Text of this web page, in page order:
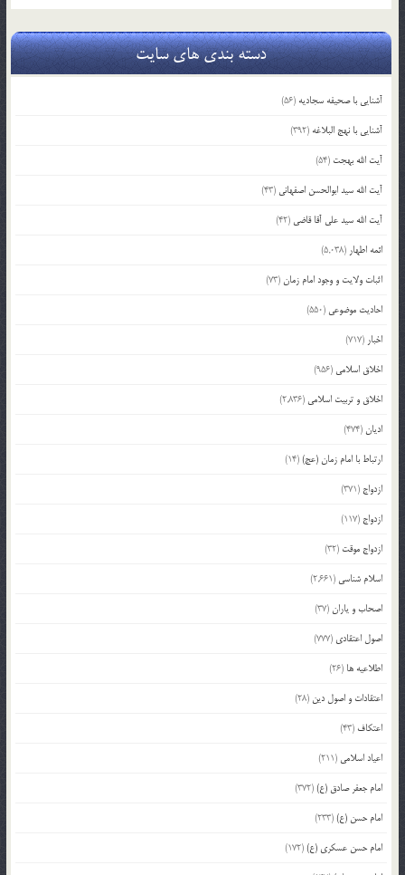
دسته بندی های سایت
آشنایی با صحیفه سجادیه (56)
آشنایی با نهج البلاغه (392)
آیت الله بهجت (54)
آیت الله سید ابوالحسن اصفهانی (43)
آیت الله سید علی آقا قاضی (42)
ائمه اطهار (5,038)
اثبات ولایت و وجود امام زمان(73)
احادیث موضوعی (550)
اخبار (717)
اخلاق اسلامی (956)
اخلاق و تربیت اسلامی (2,836)
ادیان(474)
ارتباط با امام زمان (عج)(14)
ازدواج (371)
ازدواج (117)
ازدواج موقت (32)
اسلام شناسی (2,661)
اصحاب و یاران(37)
اصول اعتقادی (777)
اطلاعیه ها (26)
اعتقادات و اصول دین (28)
اعتکاف (43)
اعیاد اسلامی (211)
امام جعفر صادق (ع)(372)
امام حسن (ع)(233)
امام حسن عسکری (ع)(172)